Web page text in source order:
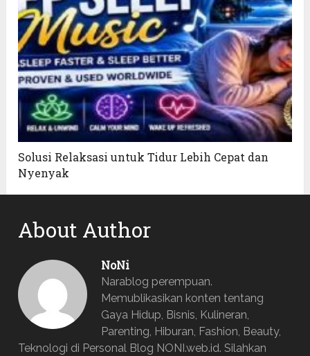
Solusi Relaksasi untuk Tidur Lebih Cepat dan
Nyenyak
About Author
NoNi
Narablog perempuan.
Memublikasikan konten tentang
Gaya Hidup, Bisnis, Kulineran,
Parenting, Hiburan, Fashion, Beauty,
Teknologi di Personal Blog NONI.web.id. Silahkan